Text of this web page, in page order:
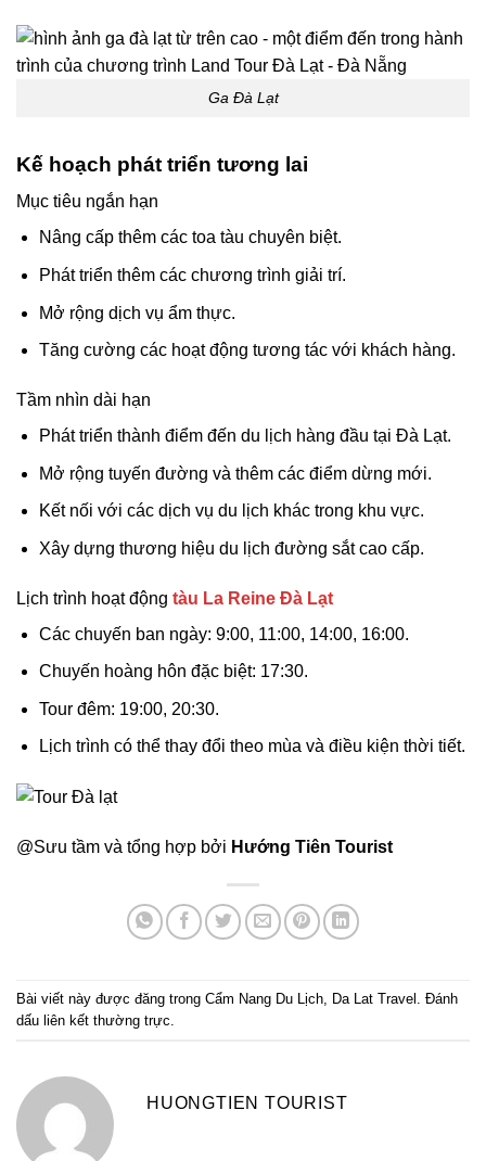
Ga Đà Lạt
Kế hoạch phát triển tương lai
Mục tiêu ngắn hạn
Nâng cấp thêm các toa tàu chuyên biệt.
Phát triển thêm các chương trình giải trí.
Mở rộng dịch vụ ẩm thực.
Tăng cường các hoạt động tương tác với khách hàng.
Tầm nhìn dài hạn
Phát triển thành điểm đến du lịch hàng đầu tại Đà Lạt.
Mở rộng tuyến đường và thêm các điểm dừng mới.
Kết nối với các dịch vụ du lịch khác trong khu vực.
Xây dựng thương hiệu du lịch đường sắt cao cấp.
Lịch trình hoạt động tàu La Reine Đà Lạt
Các chuyến ban ngày: 9:00, 11:00, 14:00, 16:00.
Chuyến hoàng hôn đặc biệt: 17:30.
Tour đêm: 19:00, 20:30.
Lịch trình có thể thay đổi theo mùa và điều kiện thời tiết.
@Sưu tầm và tổng hợp bởi Hướng Tiên Tourist
Bài viết này được đăng trong Cẩm Nang Du Lịch Da Lat Travel . Đánh
dấu liên kết thường trực
HUONGTIEN TOURIST